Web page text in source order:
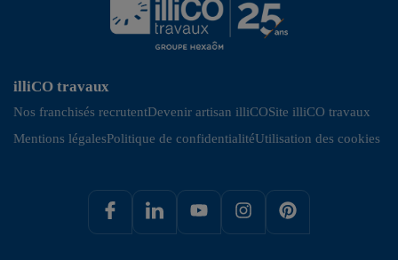
illiCO travaux
Nos franchisés recrutentDevenir artisan illiCOSite illiCO travaux
Mentions légalesPolitique de confidentialitéUtilisation des cookies